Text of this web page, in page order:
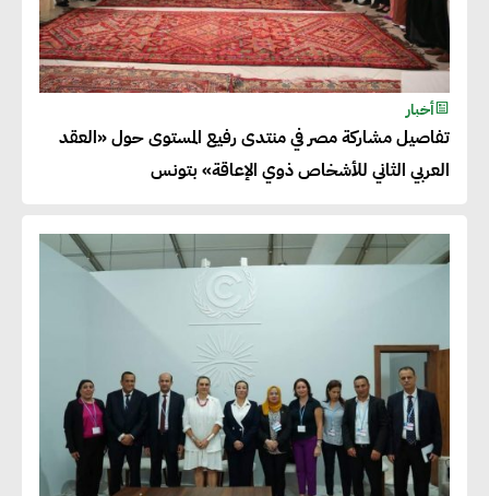
أخبار
تفاصيل مشاركة مصر في منتدى رفيع المستوى حول «العقد
العربي الثاني للأشخاص ذوي الإعاقة» بتونس